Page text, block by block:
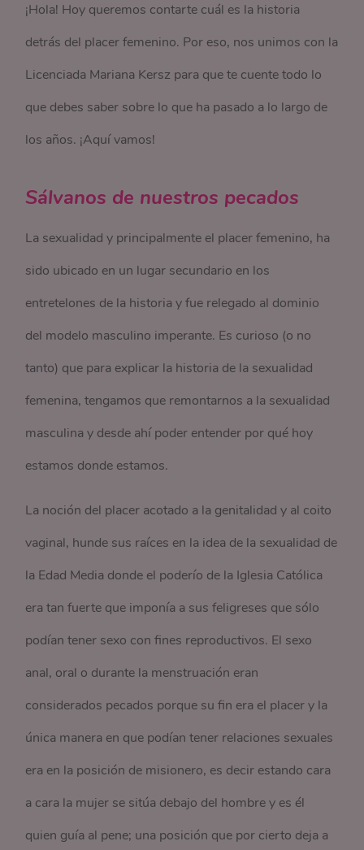
¡Hola! Hoy queremos contarte cuál es la historia
detrás del placer femenino. Por eso, nos unimos con la
Licenciada Mariana Kersz para que te cuente todo lo
que debes saber sobre lo que ha pasado a lo largo de
los años. ¡Aquí vamos!
Sálvanos de nuestros pecados
La sexualidad y principalmente el placer femenino, ha
sido ubicado en un lugar secundario en los
entretelones de la historia y fue relegado al dominio
del modelo masculino imperante. Es curioso (o no
tanto) que para explicar la historia de la sexualidad
femenina, tengamos que remontarnos a la sexualidad
masculina y desde ahí poder entender por qué hoy
estamos donde estamos.
La noción del placer acotado a la genitalidad y al coito
vaginal, hunde sus raíces en la idea de la sexualidad de
la Edad Media donde el poderío de la Iglesia Católica
era tan fuerte que imponía a sus feligreses que sólo
podían tener sexo con fines reproductivos. El sexo
anal, oral o durante la menstruación eran
considerados pecados porque su fin era el placer y la
única manera en que podían tener relaciones sexuales
era en la posición de misionero, es decir estando cara
a cara la mujer se sitúa debajo del hombre y es él
quien guía al pene; una posición que por cierto deja a